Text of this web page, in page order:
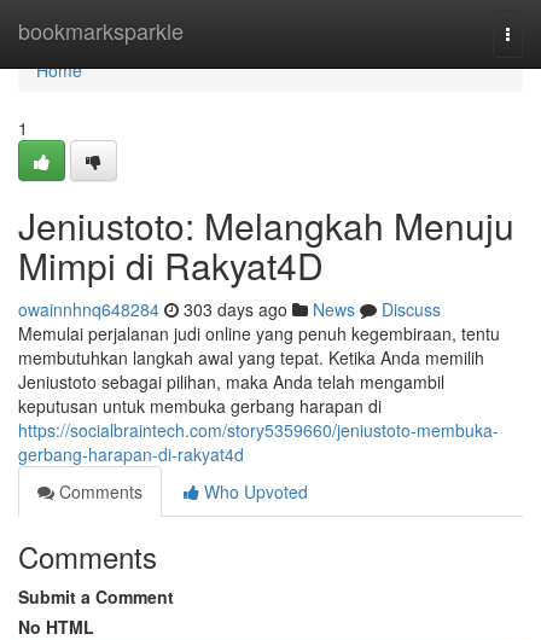
bookmarksparkle
Home
Home
1
Jeniustoto: Melangkah Menuju
Mimpi di Rakyat4D
owainnhnq648284 303 days ago News
Discuss
Memulai perjalanan judi online yang penuh kegembiraan, tentu
membutuhkan langkah awal yang tepat. Ketika Anda memilih
Jeniustoto sebagai pilihan, maka Anda telah mengambil
keputusan untuk membuka gerbang harapan di
https://socialbraintech.com/story5359660/jeniustoto-membuka-
gerbang-harapan-di-rakyat4d
Comments
Who Upvoted
Comments
Submit a Comment
No HTML